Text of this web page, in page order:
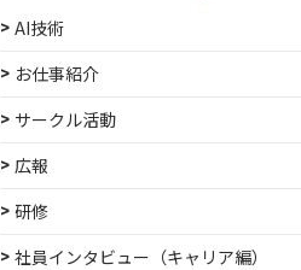
AI技術
お仕事紹介
サークル活動
広報
研修
社員インタビュー（キャリア編）